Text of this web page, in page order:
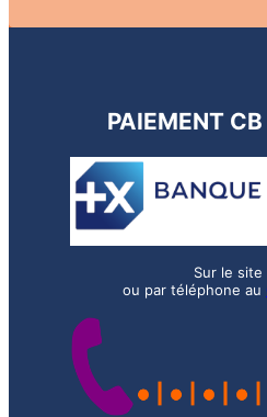
PAIEMENT
Sur le site
ou par téléphone au